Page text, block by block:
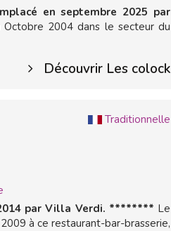
en septembre 2025 par
Octobre 2004 dans le secteur du
Découvrir Les colock
Traditionnelle
par Villa Verdi. ******** Le
à ce restaurant-bar-brasserie,